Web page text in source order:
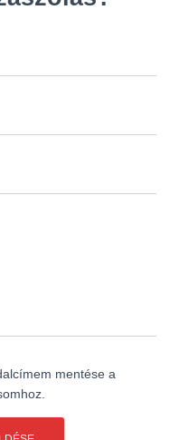
mentése a